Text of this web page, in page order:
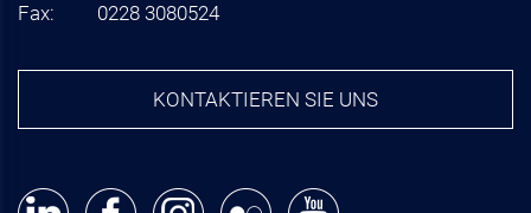
Fax:
0228 3080524
KONTAKTIEREN SIE UNS